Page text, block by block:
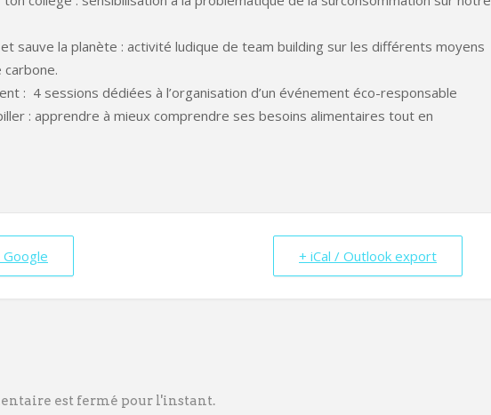
sauve la planète : activité ludique de team building sur les différents moyens
carbone.
: 4 sessions dédiées à l’organisation d’un événement éco-responsable
: apprendre à mieux comprendre ses besoins alimentaires tout en
+ iCal / Outlook export
est fermé pour l'instant.